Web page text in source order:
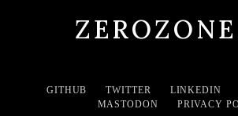
GITHUB TWITTER LINKEDIN
MASTODON
PRIVACY